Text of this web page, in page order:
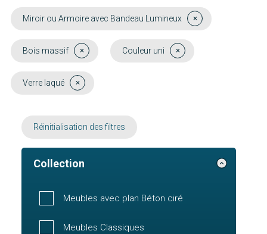
Miroir ou Armoire avec Bandeau Lumineux
Bois massif Couleur uni
Verre laqué
Réinitialisation des filtres
Collection
Meubles avec plan Béton ciré
Meubles Classiques